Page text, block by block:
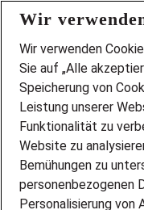
FAQ
Wir stellen ein!
DEINE BERUFSGRUPPE
DEINE LEBENSSITUATION
PARTNERSHIP WITH
INITIATIV BEWERBEN
ÜBER UNS
STANDORTE
Wir
Wir verwenden
Sie auf „Alle
Speicherung von
Leistung unserer
Funktionalität zu
Website zu
Bemühungen zu
personenbezogenen
Personalisierung von